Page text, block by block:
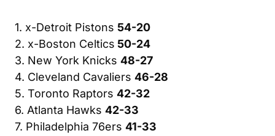
1. x-Detroit Pistons 54-20
2. x-Boston Celtics 50-24
3. New York Knicks 48-27
4. Cleveland Cavaliers 46-28
5. Toronto Raptors 42-32
6. Atlanta Hawks 42-33
7. Philadelphia 76ers 41-33